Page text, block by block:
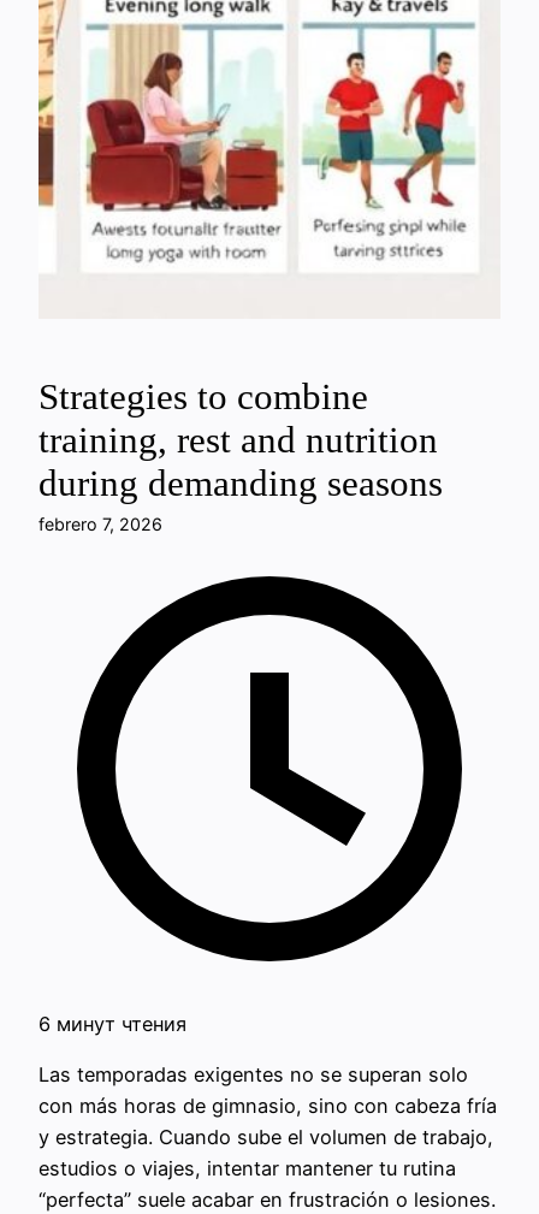
Strategies to combine
training, rest and nutrition
during demanding seasons
febrero 7, 2026
6 минут чтения
Las temporadas exigentes no se superan solo
con más horas de gimnasio, sino con cabeza fría
y estrategia. Cuando sube el volumen de trabajo,
estudios o viajes, intentar mantener tu rutina
“perfecta” suele acabar en frustración o lesiones.